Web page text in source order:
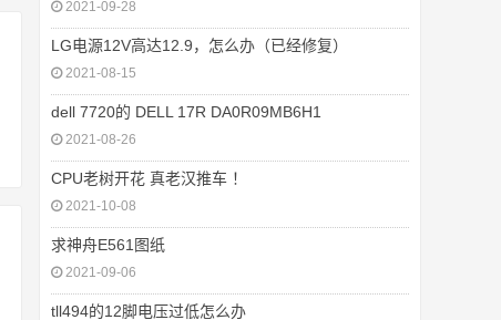
2021-09-28
LG电源12V高达12.9，怎么办（已经修复）
2021-08-15
dell 7720的 DELL 17R DA0R09MB6H1
2021-08-26
CPU老树开花 真老汉推车 ！
2021-10-08
求神舟E561图纸
2021-09-06
tll494的12脚电压过低怎么办